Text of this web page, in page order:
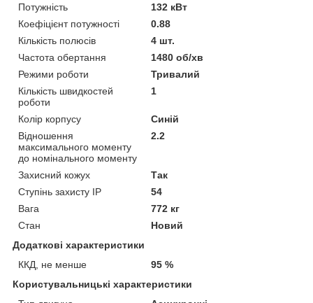
Потужність
132 кВт
Коефіцієнт потужності
0.88
Кількість полюсів
4 шт.
Частота обертання
1480 об/хв
Режими роботи
Тривалий
Кількість швидкостей
роботи
1
Колір корпусу
Синій
Відношення
максимального моменту
до номінального моменту
2.2
Захисний кожух
Так
Ступінь захисту IP
54
Вага
772 кг
Стан
Новий
Додаткові характеристики
ККД, не менше
95 %
Користувальницькі характеристики